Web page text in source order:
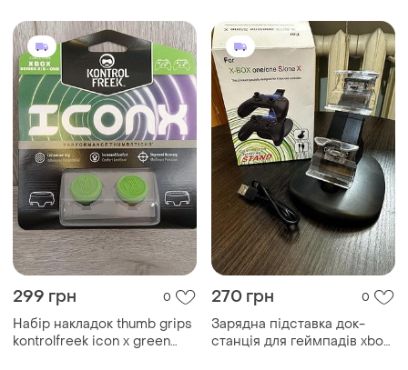
299 грн 0
Набір накладок thumb grips
kontrolfreek icon x green
270 грн 0
Зарядна підставка док-
станція для геймпадів xbox